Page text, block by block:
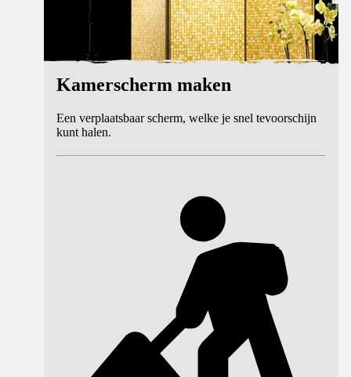
Kamerscherm maken
Een verplaatsbaar scherm, welke je snel tevoorschijn
kunt halen.